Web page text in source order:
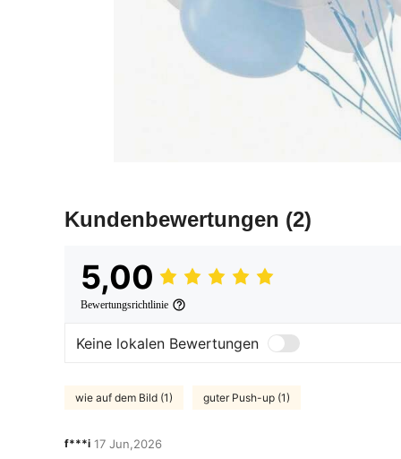
Kundenbewertungen (2)
5,00
Bewertungsrichtlinie
Keine lokalen Bewertungen
wie auf dem Bild (1) guter Push-up (1)
f***i 17 Jun,2026